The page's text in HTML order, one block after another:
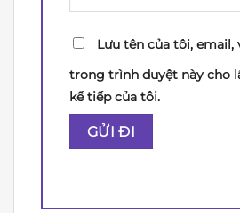
Lưu tên của tôi, email,
trong trình duyệt này cho
kế tiếp của tôi.